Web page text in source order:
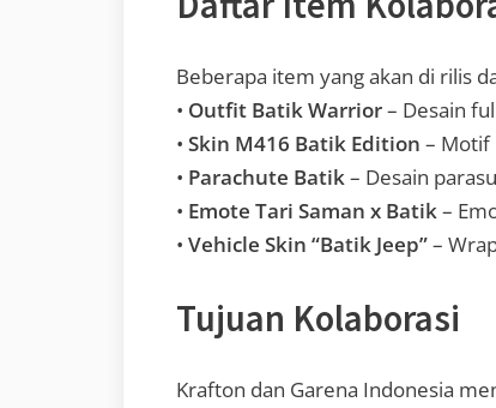
Beberapa item yang akan di rilis
• Outfit Batik Warrior– Desain
• Skin M416 Batik Edition – Motif
• Parachute Batik– Desain
• Emote Tari Saman x Batik–
• Vehicle Skin “Batik Jeep”–
Tujuan Kolaborasi
Krafton dan Garena Indonesia